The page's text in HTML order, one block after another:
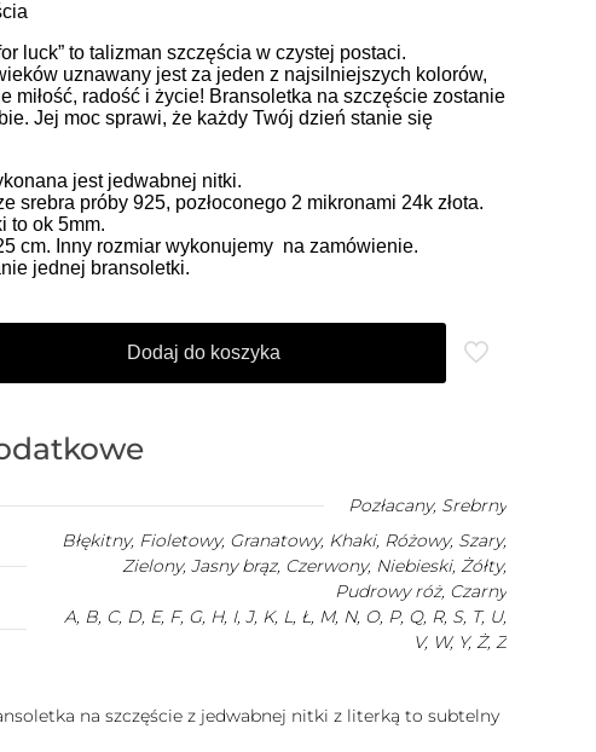
luck” to talizman szczęścia w czystej postaci.
uznawany jest za jeden z najsilniejszych kolorów,
miłość, radość i życie! Bransoletka na szczęście zostanie
Jej moc sprawi, że każdy Twój dzień stanie się
jest jedwabnej nitki.
srebra próby 925, pozłoconego 2 mikronami 24k złota.
to ok 5mm.
cm. Inny rozmiar wykonujemy na zamówienie.
jednej bransoletki.
Dodaj do koszyka
Pozłacany, Srebrny
Błękitny, Fioletowy, Granatowy, Khaki, Różowy, Szary,
Zielony, Jasny brąz, Czerwony, Niebieski, Żółty,
Pudrowy róż, Czarny
A, B, C, D, E, F, G, H, I, J, K, L, Ł, M, N, O, P, Q, R, S, T, U,
V, W, Y, Ż, Z
na szczęście z jedwabnej nitki z literką to subtelny